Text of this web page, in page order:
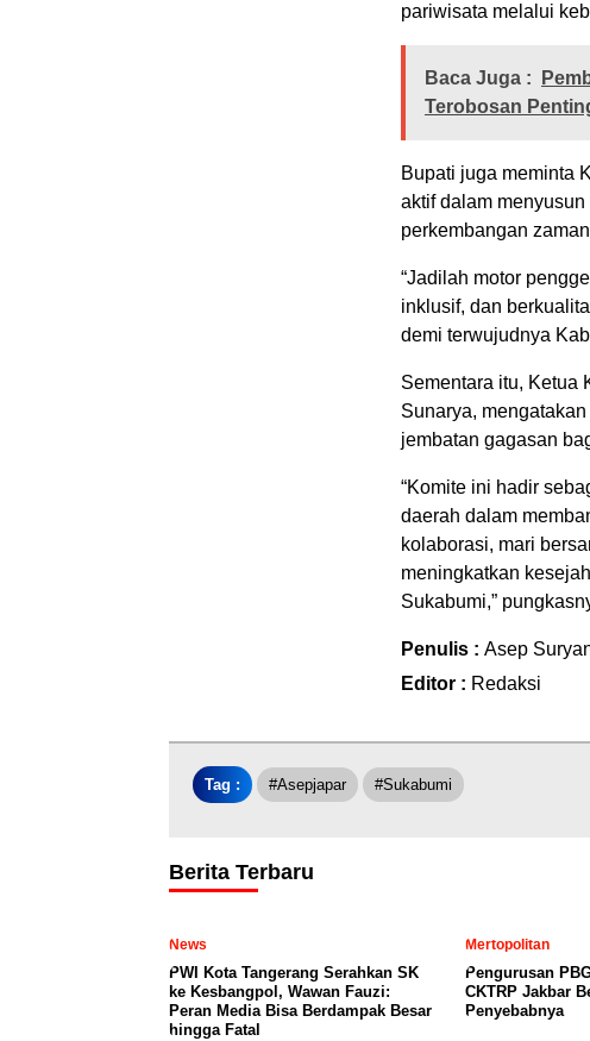
pariwisata melalui
Baca Juga :
Terobosan
Bupati juga meminta
aktif dalam
perkembangan
“Jadilah motor
inklusif, dan
demi terwujudnya
Sementara itu, Ketua
Sunarya,
jembatan gagasan
“Komite ini hadir
daerah dalam
kolaborasi, mari
meningkatkan
Sukabumi,”
Penulis : Asep
Editor : Redaksi
Tag : #asepjapar #sukabumi
Berita Terbaru
News
PWI Kota Tangerang Serahkan SK
ke Kesbangpol, Wawan Fauzi:
Peran Media Bisa Berdampak Besar
hingga Fatal
Mertopolitan
Pengurusan
CKTRP Jakbar
Penyebabnya